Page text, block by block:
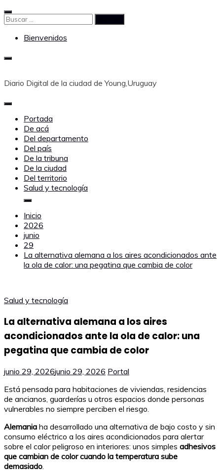
Saltar
al
Buscar:
Bienvenidos
Diario Digital de la ciudad de Young,Uruguay
Portada
De acá
Del departamento
Del país
De la tribuna
De la ciudad
Del territorio
Salud y tecnología
Inicio
2026
junio
29
La alternativa alemana a los aires acondicionados ante
la ola de calor: una pegatina que cambia de color
Salud y tecnología
La alternativa alemana a los aires
acondicionados ante la ola de calor: una
pegatina que cambia de color
junio 29, 2026junio 29, 2026 Portal
Está pensada para habitaciones de viviendas, residencias
de ancianos, guarderías u otros espacios donde personas
vulnerables no siempre perciben el riesgo.
Alemania ha desarrollado una alternativa de bajo costo y sin
consumo eléctrico a los aires acondicionados para alertar
sobre el calor peligroso en interiores: unos simples adhesivos
que cambian de color cuando la temperatura sube
demasiado.